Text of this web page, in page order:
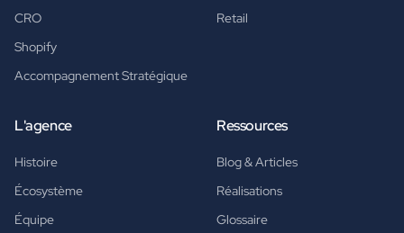
CRO
Shopify
Accompagnement Stratégique
Retail
L'agence
Histoire
Écosystème
Équipe
Ressources
Blog & Articles
Réalisations
Glossaire